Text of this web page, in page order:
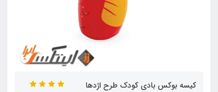
کیسه بوکس بادی کودک طرح اژدها